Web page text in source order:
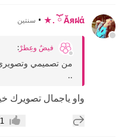
Ăяฝά ོ .★
• سنتين
فيضٌ وعِطرْ:
من تصميمي
..
واو ياجمال تصويرك
إضافة رد جديد إعجاب1